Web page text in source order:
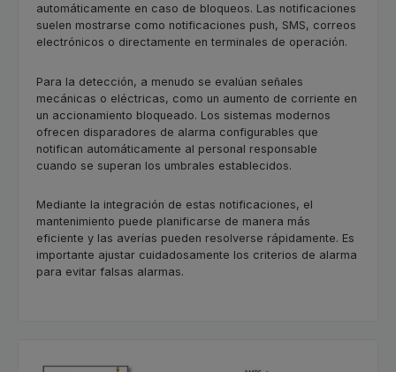
automáticamente en caso de bloqueos. Las notificaciones
suelen mostrarse como notificaciones push, SMS, correos
electrónicos o directamente en terminales de operación.
Para la detección, a menudo se evalúan señales
mecánicas o eléctricas, como un aumento de corriente en
un accionamiento bloqueado. Los sistemas modernos
ofrecen disparadores de alarma configurables que
notifican automáticamente al personal responsable
cuando se superan los umbrales establecidos.
Mediante la integración de estas notificaciones, el
mantenimiento puede planificarse de manera más
eficiente y las averías pueden resolverse rápidamente. Es
importante ajustar cuidadosamente los criterios de alarma
para evitar falsas alarmas.